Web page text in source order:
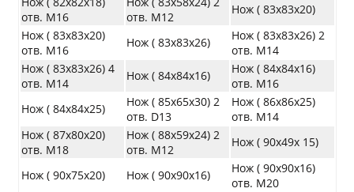
отв. М16
отв. М12
Нож ( 83х83х20)
Нож ( 83х83х20)
отв. М16
Нож ( 83х83х26)
Нож ( 83х83х26) 2
отв. М14
Нож ( 83х83х26) 4
отв. М14
Нож ( 84х84х16)
Нож ( 84х84х16)
отв. М16
Нож ( 84х84х25)
Нож ( 85х65х30) 2
отв. D13
Нож ( 86х86х25)
отв. М14
Нож ( 87х80х20)
отв. М18
Нож ( 88х59х24) 2
отв. М12
Нож ( 90х49х 15)
Нож ( 90х75х20) Нож ( 90х90х16)
Нож ( 90х90х16)
отв. М20